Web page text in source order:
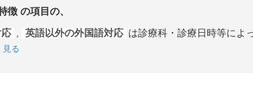
徴 の項目の、
英語以外の外国語対応 は診療科・診療日時等によ
見る